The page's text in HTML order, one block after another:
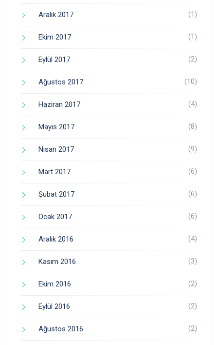
Aralık 2017 (1)
Ekim 2017 (1)
Eylül 2017 (2)
Ağustos 2017 (10)
Haziran 2017 (4)
Mayıs 2017 (8)
Nisan 2017 (9)
Mart 2017 (6)
Şubat 2017 (6)
Ocak 2017 (6)
Aralık 2016 (4)
Kasım 2016 (3)
Ekim 2016 (2)
Eylül 2016 (2)
Ağustos 2016 (2)